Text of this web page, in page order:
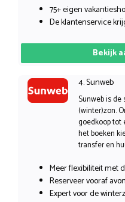
75+ eigen
De klantenservice
Bekijk
4. Sunweb
Sunweb is
(winter)zon.
goedkoop tot
het boeken
transfer en
Meer flexibiliteit met
Reserveer vooraf
Expert voor de